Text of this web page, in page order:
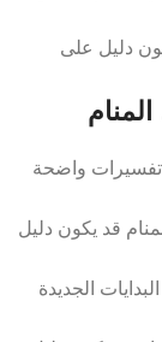
دليل على
تفسيرات واضحة
قد يكون دليل
الجديدة